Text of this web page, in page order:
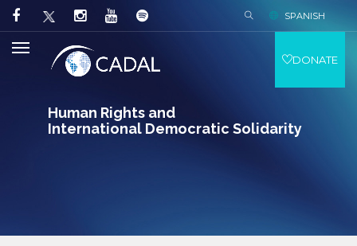
Human Rights and
International Democratic Solidarity
SPANISH
DONATE